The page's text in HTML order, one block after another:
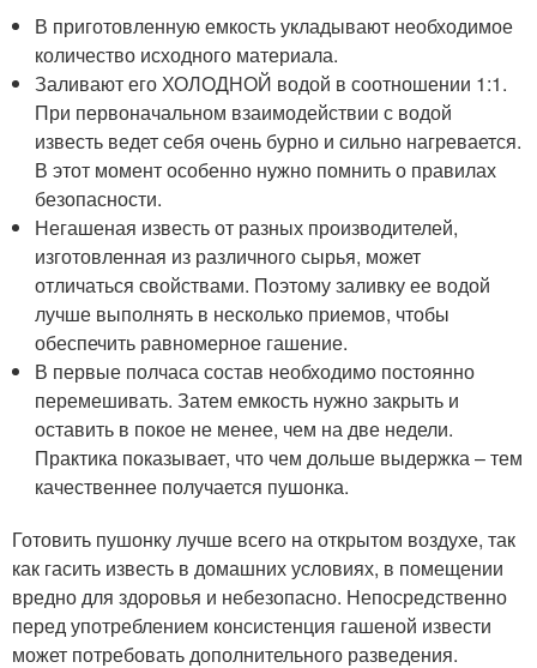
В приготовленную емкость укладывают необходимое
количество исходного материала.
Заливают его ХОЛОДНОЙ водой в соотношении 1:1.
При первоначальном взаимодействии с водой
известь ведет себя очень бурно и сильно нагревается.
В этот момент особенно нужно помнить о правилах
безопасности.
Негашеная известь от разных производителей,
изготовленная из различного сырья, может
отличаться свойствами. Поэтому заливку ее водой
лучше выполнять в несколько приемов, чтобы
обеспечить равномерное гашение.
В первые полчаса состав необходимо постоянно
перемешивать. Затем емкость нужно закрыть и
оставить в покое не менее, чем на две недели.
Практика показывает, что чем дольше выдержка – тем
качественнее получается пушонка.
Готовить пушонку лучше всего на открытом воздухе, так
как гасить известь в домашних условиях, в помещении
вредно для здоровья и небезопасно. Непосредственно
перед употреблением консистенция гашеной извести
может потребовать дополнительного разведения.